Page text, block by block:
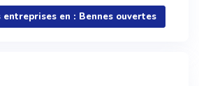
en : Bennes ouvertes